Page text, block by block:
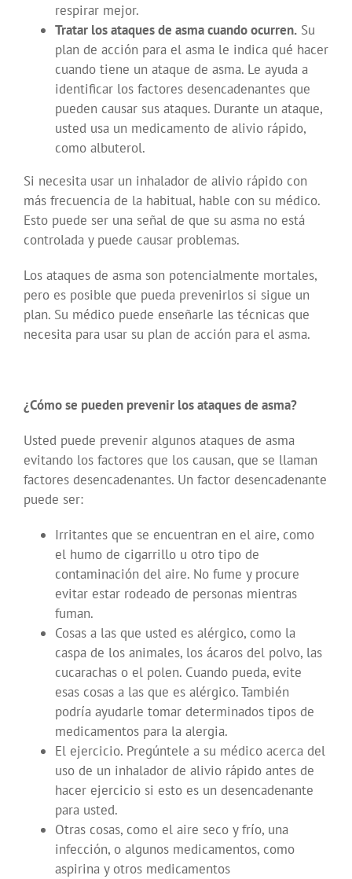
respirar mejor.
Tratar los ataques de asma cuando ocurren. Su
plan de acción para el asma le indica qué hacer
cuando tiene un ataque de asma. Le ayuda a
identificar los factores desencadenantes que
pueden causar sus ataques. Durante un ataque,
usted usa un medicamento de alivio rápido,
como albuterol.
Si necesita usar un inhalador de alivio rápido con
más frecuencia de la habitual, hable con su médico.
Esto puede ser una señal de que su asma no está
controlada y puede causar problemas.
Los ataques de asma son potencialmente mortales,
pero es posible que pueda prevenirlos si sigue un
plan. Su médico puede enseñarle las técnicas que
necesita para usar su plan de acción para el asma.
¿Cómo se pueden prevenir los ataques de asma?
Usted puede prevenir algunos ataques de asma
evitando los factores que los causan, que se llaman
factores desencadenantes. Un factor desencadenante
puede ser:
Irritantes que se encuentran en el aire, como
el humo de cigarrillo u otro tipo de
contaminación del aire. No fume y procure
evitar estar rodeado de personas mientras
fuman.
Cosas a las que usted es alérgico, como la
caspa de los animales, los ácaros del polvo, las
cucarachas o el polen. Cuando pueda, evite
esas cosas a las que es alérgico. También
podría ayudarle tomar determinados tipos de
medicamentos para la alergia.
El ejercicio. Pregúntele a su médico acerca del
uso de un inhalador de alivio rápido antes de
hacer ejercicio si esto es un desencadenante
para usted.
Otras cosas, como el aire seco y frío, una
infección, o algunos medicamentos, como
aspirina y otros medicamentos